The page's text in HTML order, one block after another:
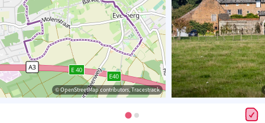
© OpenStreetMap contributors, Tracestrack